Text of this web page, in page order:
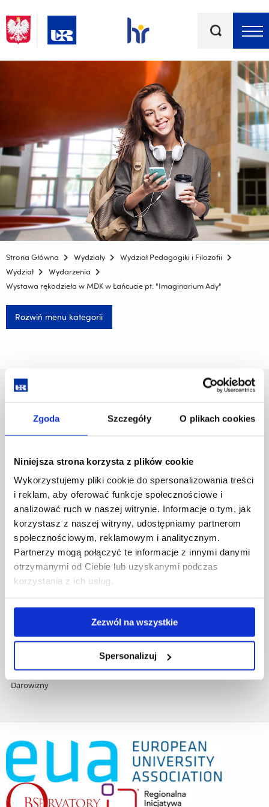
Zgoda Szczegóły O plikach cookies
Niniejsza strona korzysta z plików cookie
Wykorzystujemy pliki cookie do spersonalizowania treści
i reklam, aby oferować funkcje społecznościowe i
analizować ruch w naszej witrynie. Informacje o tym, jak
korzystasz z naszej witryny, udostępniamy partnerom
społecznościowym, reklamowym i analitycznym.
Partnerzy mogą połączyć te informacje z innymi danymi
otrzymanymi od Ciebie lub uzyskanymi podczas
korzystania z ich usług.
Zezwól na wszystkie
Spersonalizuj
kluczowe
Strona Główna Wydziały
Wydział Pedagogiki i Filozofii
Wydział
Wydarzenia
Wystawa rękodzieła w MDK w Łańcucie pt. "Imaginarium Ady"
Rozwiń menu kategorii
35-959 Rzeszów
nawigację
przejdź
treści
Mapa serwisu
Biblioteka
Wydawnictwo
Covid info
Studia podyplomowe
Praca na UR
Zamówienia publiczne
Fundusze strukturalne
Projekty współfinansowane przez UE
Projekty realizowane z KPO
Deklaracja dostępności cyfrowej
Projekty badawcze
Darowizny